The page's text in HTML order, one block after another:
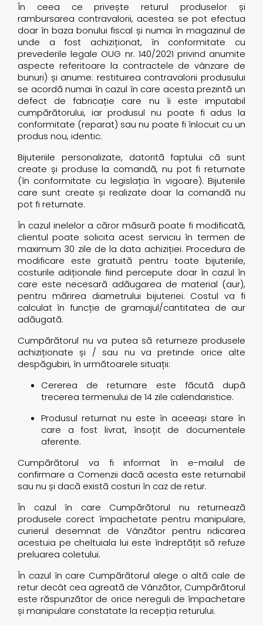
În ceea ce privește returul produselor și
rambursarea contravalorii, acestea se pot efectua
doar în baza bonului fiscal și numai în magazinul de
unde a fost achiziționat, în conformitate cu
prevederile legale OUG nr. 140/2021 privind anumite
aspecte referitoare la contractele de vânzare de
bunuri) și anume: restituirea contravalorii produsului
se acordă numai în cazul în care acesta prezintă un
defect de fabricație care nu îi este imputabil
cumpărătorului, iar produsul nu poate fi adus la
conformitate (reparat) sau nu poate fi înlocuit cu un
produs nou, identic.
Bijuteriile personalizate, datorită faptului că sunt
create și produse la comandă, nu pot fi returnate
(în conformitate cu legislația în vigoare). Bijuteriile
care sunt create și realizate doar la comandă nu
pot fi returnate.
În cazul inelelor a căror măsură poate fi modificată,
clientul poate solicita acest serviciu în termen de
maximum 30 zile de la data achiziției. Procedura de
modificare este gratuită pentru toate bijuteriile,
costurile adiționale fiind percepute doar în cazul în
care este necesară adăugarea de material (aur),
pentru mărirea diametrului bijuteriei. Costul va fi
calculat în funcție de gramajul/cantitatea de aur
adăugată.
Cumpărătorul nu va putea să returneze produsele
achiziționate și / sau nu va pretinde orice alte
despăgubiri, în următoarele situații:
Cererea de returnare este făcută după
trecerea termenului de 14 zile calendaristice.
Produsul returnat nu este în aceeași stare în
care a fost livrat, însoțit de documentele
aferente.
Cumpărătorul va fi informat în e-mailul de
confirmare a Comenzii dacă acesta este returnabil
sau nu și dacă există costuri în caz de retur.
În cazul în care Cumpărătorul nu returnează
produsele corect împachetate pentru manipulare,
curierul desemnat de Vânzător pentru ridicarea
acestuia pe cheltuiala lui este îndreptățit să refuze
preluarea coletului.
În cazul în care Cumpărătorul alege o altă cale de
retur decât cea agreată de Vânzător, Cumpărătorul
este răspunzător de orice nereguli de împachetare
și manipulare constatate la recepția returului.